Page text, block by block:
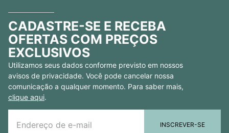
CADASTRE-SE E RECEBA
OFERTAS COM PREÇOS
EXCLUSIVOS
Utilizamos seus dados conforme previsto em nossos
avisos de privacidade. Você pode cancelar nossa
comunicação a qualquer momento. Para saber mais,
clique aqui.
INSCREVER-SE